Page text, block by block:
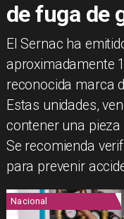
de fuga de
El Sernac ha
aproximadamente
reconocida marca
Estas unidades,
contener una
Se recomienda
para prevenir
Nacional